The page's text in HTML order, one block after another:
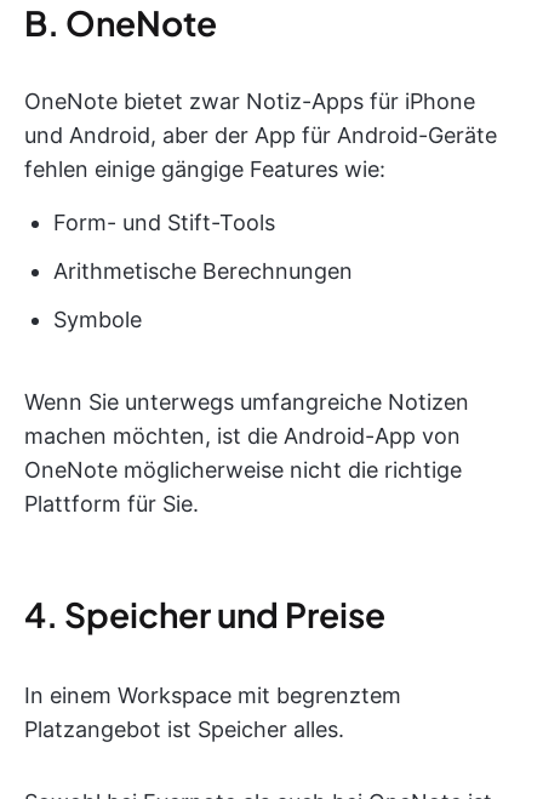
B. OneNote
OneNote bietet zwar Notiz-Apps für iPhone
und Android, aber der App für Android-Geräte
fehlen einige gängige Features wie:
Form- und Stift-Tools
Arithmetische Berechnungen
Symbole
Wenn Sie unterwegs umfangreiche Notizen
machen möchten, ist die Android-App von
OneNote möglicherweise nicht die richtige
Plattform für Sie.
4. Speicher und Preise
In einem Workspace mit begrenztem
Platzangebot ist Speicher alles.